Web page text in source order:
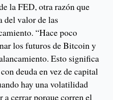
la FED, otra razón que
del valor de las
“Hace poco
los futuros de Bitcoin y
Esto significa
deuda en vez de capital
hay una volatilidad
a cerrar porque corren el